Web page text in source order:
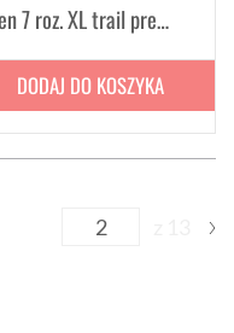
DEMO Trek Fuel EX 9 X0 AXS Gen 7 roz. XL trail premium
DODAJ DO KOSZYKA